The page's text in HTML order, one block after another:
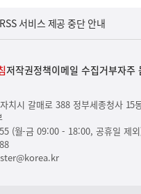
서비스 제공 중단 안내
저작권정책이메일 수집거부자주
치시 갈매로 388 정부세종청사 15
(월-금 09:00 - 18:00, 공휴일 제